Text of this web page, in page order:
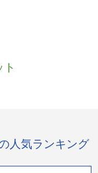
人気ランキング